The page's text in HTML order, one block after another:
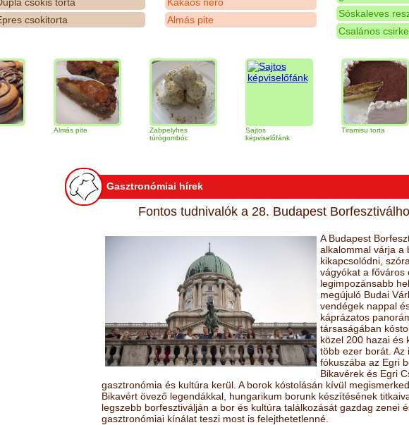
csokitorta
Almás pite
Sóskaleves
Csalános
Almás pite
Zabpelyhes
túrógombóc
képviselőfánk
Tiramisu torta
Gasztronómiai hírek
Fontos tudnivalók a 28. Budapest
A Budapest
alkalommal várja a
kikapcsolódni,
vágyókat a főváros
legimpozánsabb
megújuló Budai
vendégek nappal
káprázatos
társaságában
közel 200 hazai és
több ezer borát. Az
fókuszába az Egri
Bikavérek és Egri
gasztronómia és kultúra kerül. A borok kóstolásán kívül
Bikavért övező legendákkal, hungarikum borunk készítésének
legszebb borfesztiválján a bor és kultúra találkozását gazdag zenei
gasztronómiai kínálat teszi most is felejthetetlenné.